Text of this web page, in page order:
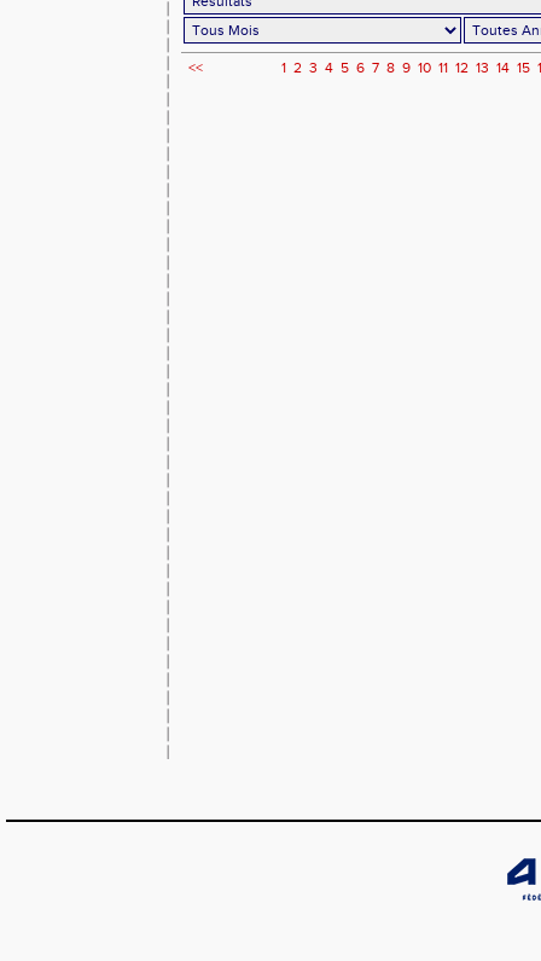
<< 1 2 3 4 5 6 7 8 9 10 11 12 13 14 15